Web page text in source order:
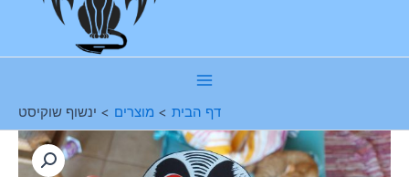
Menu
דף הבית מוצרים ינשוף שוקיסט